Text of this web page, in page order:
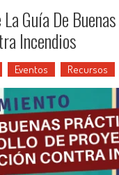
La Guía De
Incendios
Eventos Recursos